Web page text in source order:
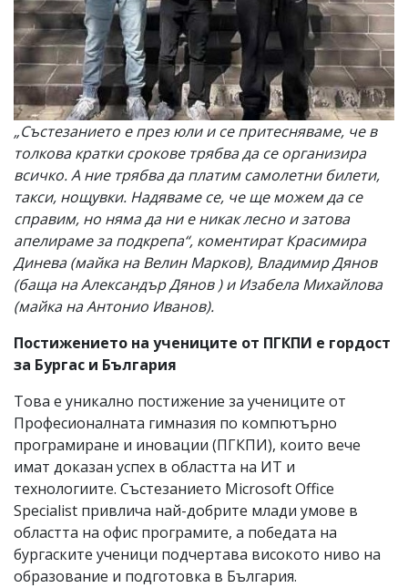
„Състезанието е през юли и се притесняваме, че в
толкова кратки срокове трябва да се организира
всичко. А ние трябва да платим самолетни билети,
такси, нощувки. Надяваме се, че ще можем да се
справим, но няма да ни е никак лесно и затова
апелираме за подкрепа“, коментират Красимира
Динева (майка на Велин Марков), Владимир Дянов
(баща на Александър Дянов ) и Изабела Михайлова
(майка на Aнтонио Иванов).
Постижението на учениците от ПГКПИ е гордост
за Бургас и България
Това е уникално постижение за учениците от
Професионалната гимназия по компютърно
програмиране и иновации (ПГКПИ), които вече
имат доказан успех в областта на ИТ и
технологиите. Състезанието Microsoft Office
Specialist привлича най-добрите млади умове в
областта на офис програмите, а победата на
бургаските ученици подчертава високото ниво на
образование и подготовка в България.